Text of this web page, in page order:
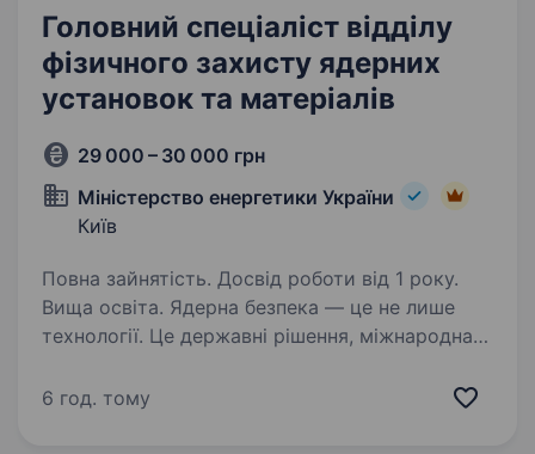
Головний спеціаліст відділу
фізичного захисту ядерних
установок та матеріалів
29 000 – 30 000 грн
Міністерство енергетики України
Київ
Повна зайнятість. Досвід роботи від 1 року.
Вища освіта. Ядерна безпека — це не лише
технології. Це державні рішення, міжнародна
захисту критично важливої інфраструктури
6 год. тому